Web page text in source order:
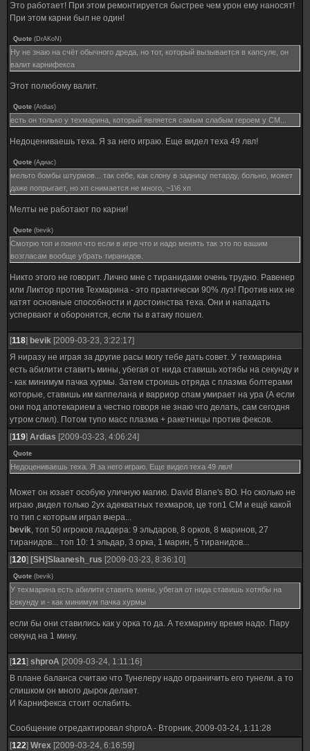
Это работает! При этом ремонтируется быстрее чем урон ему наносят!
При этом карни был не один!
Quote (DrAKoN )
Ну не знаю на счёт обычного дреда, но тот, который вызывается в капсуле, он
валит карнифекса
Этот полюбому валит.
Quote (Ardias)
есть он только у техмарина, который является самым слабым героем у СМ...
Недоцениваешь теха. Я за него играю. Еще видел теха 49 лвл!
Quote (Адиас)
мельто бомбы штурмов... так себе, как слону в задницу петарду, больно, может
даже попрыгает, но хп снимается не много, ~1\6 хп
Мелты не работают по карни!
Quote (bevik)
Смотрю топ и понял что если в игре что и надо менять так это по вашим
возгласам вообще убрать тиранидов.
Никто этого не говорит. Лично мне с тиранидами очень трудно. Равенер
или Ликтор против Техмарина - это практически 90% луз! Против них не
катят основные способности и достоинства теха. Они и нападать
успервают и оборонятся, если ты в атаку пошел.
[118] bevik [2009-03-23, 3:22:17]
Я ниразу не играя за другие расы могу тебе дать совет. У техмарина
есть абилити ставить мины, убегая от нида ставишь хотябы на секунду и
- как минимум пачка хурмы. Затем строишь отряда с плазма болтерами
которые, ставишь им каппелана и варриор спам умирает на ура (А если
они под апотекарием а честно говоря не знаю что делать, сам сегодня
утром слил). Потом тупо масс плазма + ракетницы против фексов.
[119] Ardias [2009-03-23, 4:06:24]
Quote
Недоцениваешь теха. Я за него играю. Еще видел теха 49 лвл!
Может он юзает особую уличную магию. David Blane's BO. Но сколько не
играю ,видел только 2ух адекватных техмаров, це топ1 СМ и ещё какой
то тип с которым играл вчера...
bevik, топ 50 игроков ладдера: 9 эльдаров, 8 орков, 8 маринов, 27
тиранидов... топ 10: 1 эльдар, 3 орка, 1 марин, 5 тиранидов...
[120] [SH]Slaanesh_rus [2009-03-23, 8:36:10]
Quote (bevik)
У техмарина есть абилити ставить мины, убегая от нида ставишь хотябы на
секунду и - как минимум пачка хурмы
если бы они ставились как у орка то да. А техмарину время надо. Пару
секунд на 1 мину.
[121] shproA [2009-03-24, 1:11:16]
В плане баланса считаю что Тунелеру надо ограничить его тунели. а то
слишком он много дырок делает.
И Карнифекса стоит ослабить.
Сообщение отредактировал shproA- Вторник, 2009-03-24, 1:11:28
[122] Wrex [2009-03-24, 6:16:59]